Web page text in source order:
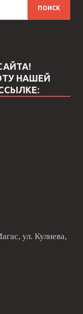
НАШЕЙ
ул. Кулиева,